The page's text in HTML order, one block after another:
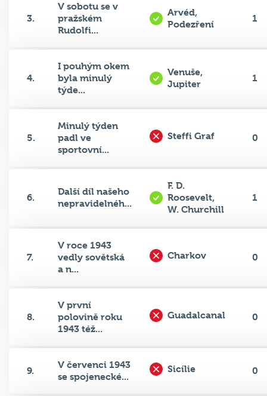
3.
V sobotu se v
pražském
Rudolfi...
Arvéd,
Podezření
1
4.
I pouhým okem
byla minulý
týde...
Venuše,
Jupiter
1
5.
Minulý týden
padl ve
sportovní...
Steffi Graf 0
6.
Další díl našeho
nepravidelnéh...
F. D.
Roosevelt,
W. Churchill
1
7.
V roce 1943
vedly sovětská
a n...
Charkov 0
8.
V první
polovině roku
1943 též...
Guadalcanal 0
9.
V červenci 1943
se spojenecké...
Sicílie 0